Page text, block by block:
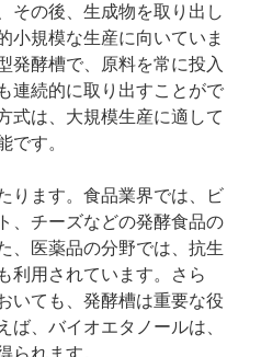
その後、生成物を取り出し
小規模な生産に向いていま
発酵槽で、原料を常に投入
連続的に取り出すことがで
式は、大規模生産に適して
です。
ります。食品業界では、ビ
、チーズなどの発酵食品の
、医薬品の分野では、抗生
利用されています。さら
いても、発酵槽は重要な役
、バイオエタノールは、